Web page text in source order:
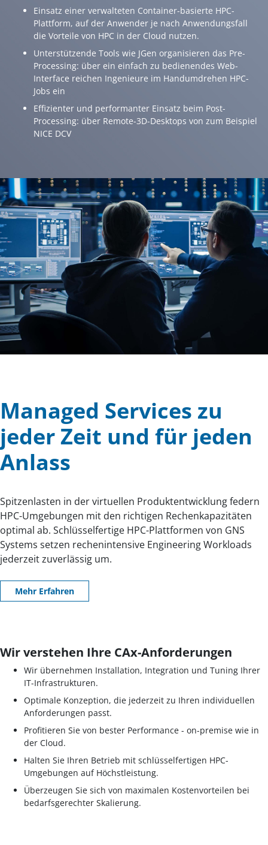
Einsatz einer verwalteten Container-basierte HPC-
Plattform, auf der Anwender je nach Anwendungsfall
die Vorteile von HPC in der Cloud nutzen.
Unterstützende Tools wie JGen organisieren das Pre-
Processing: über ein einfach zu bedienendes Web-
Interface reichen Ingenieure im Handumdrehen HPC-
Jobs ein
Effizienter und performanter Einsatz beim Post-
Processing: über Remote-3D-Desktops von zum Beispiel
NICE DCV
Managed Services zu
jeder Zeit und für jeden
Anlass
Spitzenlasten in der virtuellen Produktentwicklung federn
HPC-Umgebungen mit den richtigen Rechenkapazitäten
optimal ab. Schlüsselfertige HPC-Plattformen von GNS
Systems setzen rechenintensive Engineering Workloads
jederzeit zuverlässig um.
Mehr Erfahren
Wir verstehen Ihre CAx-Anforderungen
Wir übernehmen Installation, Integration und Tuning Ihrer
IT-Infrastrukturen.
Optimale Konzeption, die jederzeit zu Ihren individuellen
Anforderungen passt.
Profitieren Sie von bester Performance - on-premise wie in
der Cloud.
Halten Sie Ihren Betrieb mit schlüsselfertigen HPC-
Umgebungen auf Höchstleistung.
Überzeugen Sie sich von maximalen Kostenvorteilen bei
bedarfsgerechter Skalierung.